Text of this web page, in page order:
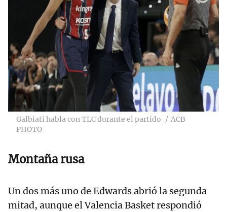
Galbiati habla con TLC durante el partido
ACB
PHOTO
Montaña rusa
Un dos más uno de Edwards abrió la segunda
mitad, aunque el Valencia Basket respondió